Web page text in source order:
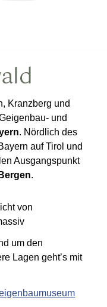
Kranzberg und
und
. Nördlich des
auf Tirol und
Ausgangspunkt
.
von
um den
Lagen geht’s mit